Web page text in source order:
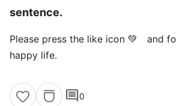
sentence.
Please press the like icon 💚 and
happy life.
comment0